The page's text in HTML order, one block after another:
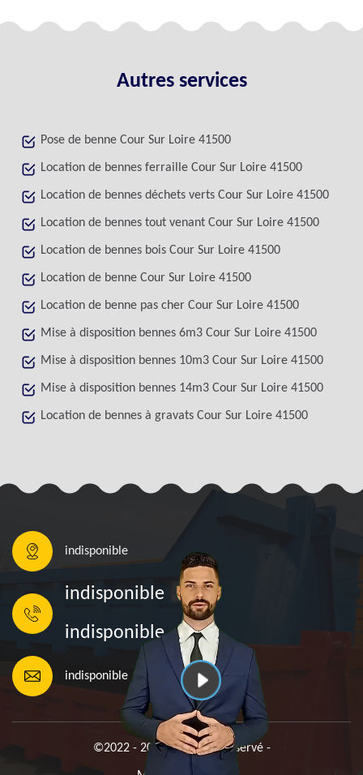
Autres services
Pose de benne Cour Sur Loire 41500
Location de bennes ferraille Cour Sur Loire 41500
Location de bennes déchets verts Cour Sur Loire 41500
Location de bennes tout venant Cour Sur Loire 41500
Location de bennes bois Cour Sur Loire 41500
Location de benne Cour Sur Loire 41500
Location de benne pas cher Cour Sur Loire 41500
Mise à disposition bennes 6m3 Cour Sur Loire 41500
Mise à disposition bennes 10m3 Cour Sur Loire 41500
Mise à disposition bennes 14m3 Cour Sur Loire 41500
Location de bennes à gravats Cour Sur Loire 41500
indisponible
indisponible
indisponible
indisponible
©2022 - 2026 Tout droit réservé -